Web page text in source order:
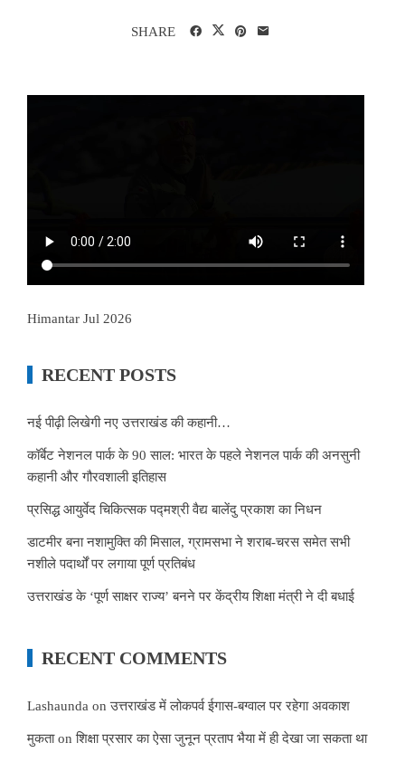
SHARE
Himantar Jul 2026
RECENT POSTS
नई पीढ़ी लिखेगी नए उत्तराखंड की कहानी…
कॉर्बेट नेशनल पार्क के 90 साल: भारत के पहले नेशनल पार्क की अनसुनी
कहानी और गौरवशाली इतिहास
प्रसिद्ध आयुर्वेद चिकित्सक पद्मश्री वैद्य बालेंदु प्रकाश का निधन
डाटमीर बना नशामुक्ति की मिसाल, ग्रामसभा ने शराब-चरस समेत सभी
नशीले पदार्थों पर लगाया पूर्ण प्रतिबंध
उत्तराखंड के ‘पूर्ण साक्षर राज्य’ बनने पर केंद्रीय शिक्षा मंत्री ने दी बधाई
RECENT COMMENTS
Lashaunda onउत्तराखंड में लोकपर्व ईगास-बग्वाल पर रहेगा अवकाश
मुकताonशिक्षा प्रसार का ऐसा जुनून प्रताप भैया में ही देखा जा सकता था